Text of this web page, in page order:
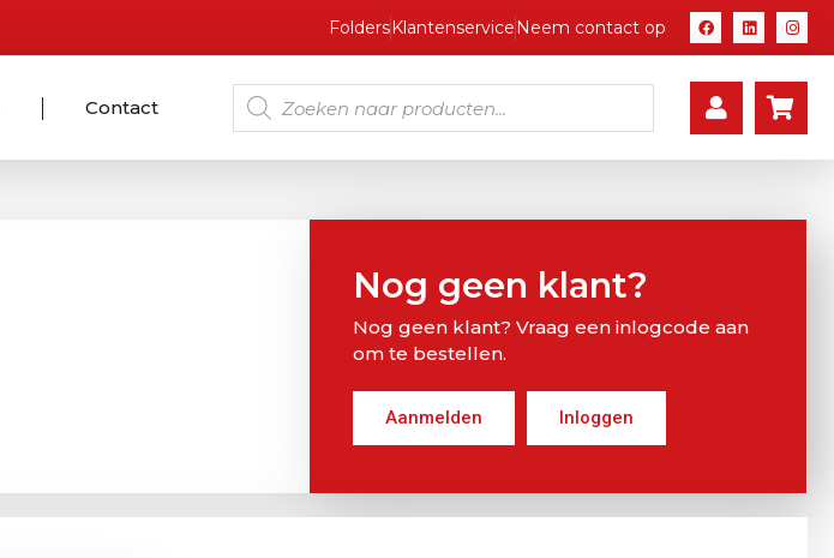
FoldersKlantenservice Neem contact op
Contact
Nog geen klant?
Nog geen klant? Vraag een inlogcode aan
om te bestellen.
Aanmelden Inloggen